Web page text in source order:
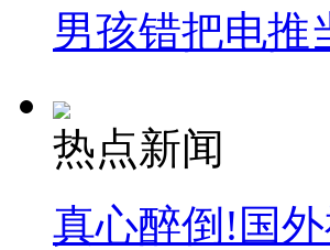
男孩错把电推
热点新闻
真心醉倒!国